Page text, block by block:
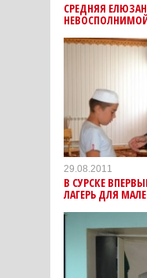
СРЕДНЯЯ
29.08.2011
В СУРСКЕ
ЛАГЕРЬ ДЛЯ